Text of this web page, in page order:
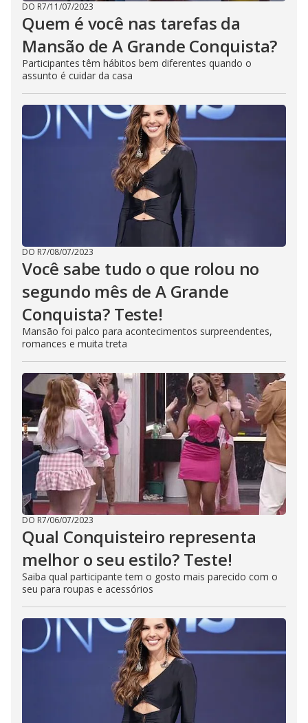
DO R7/11/07/2023
Quem é você nas tarefas da
Mansão de A Grande Conquista?
Participantes têm hábitos bem diferentes quando o
assunto é cuidar da casa
DO R7/08/07/2023
Você sabe tudo o que rolou no
segundo mês de A Grande
Conquista? Teste!
Mansão foi palco para acontecimentos surpreendentes,
romances e muita treta
DO R7/06/07/2023
Qual Conquisteiro representa
melhor o seu estilo? Teste!
Saiba qual participante tem o gosto mais parecido com o
seu para roupas e acessórios